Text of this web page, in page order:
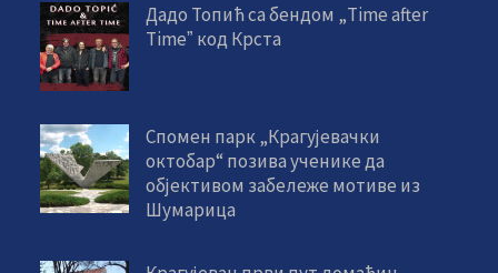
Дадо Топић са бендом „Time after
Timeˮ код Крста
Спомен парк „Крагујевачки
октобар“ позива ученике да
објективом забележе мотиве из
Шумарица